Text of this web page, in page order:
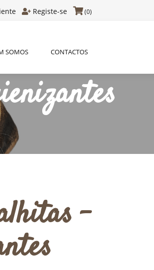
Registe-se (0)
SOMOS CONTACTOS
-